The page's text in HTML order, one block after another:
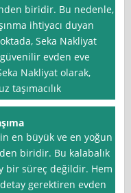
biridir. Bu nedenle,
ihtiyacı duyan
Seka Nakliyat
evden eve
Nakliyat olarak,
taşımacılık
en büyük ve en yoğun
biridir. Bu kalabalık
bir süreç değildir. Hem
gerektiren evden